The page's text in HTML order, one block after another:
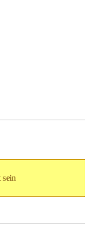
sein